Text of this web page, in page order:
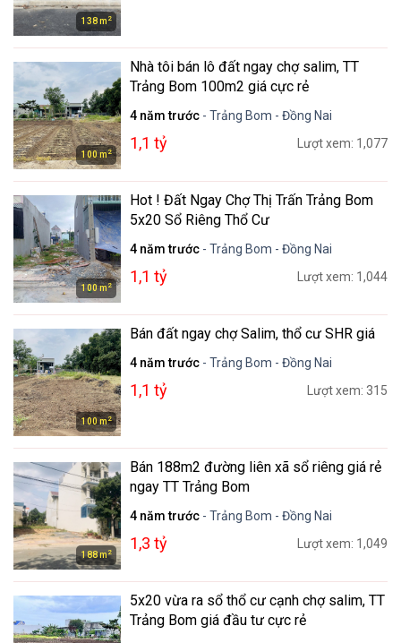
138 m 2
100 m2
Nhà tôi bán lô đất ngay chợ salim, TT
Trảng Bom 100m2 giá cực rẻ
4 năm trước - Trảng Bom - Đồng Nai
1,1 tỷ Lượt xem: 1,077
100 m2
Hot ! Đất Ngay Chợ Thị Trấn Trảng Bom
5x20 Sổ Riêng Thổ Cư
4 năm trước - Trảng Bom - Đồng Nai
1,1 tỷ Lượt xem: 1,044
100 m2
Bán đất ngay chợ Salim, thổ cư SHR giá
4 năm trước - Trảng Bom - Đồng Nai
1,1 tỷ Lượt xem: 315
188 m2
Bán 188m2 đường liên xã sổ riêng giá rẻ
ngay TT Trảng Bom
4 năm trước - Trảng Bom - Đồng Nai
1,3 tỷ Lượt xem: 1,049
5x20 vừa ra sổ thổ cư cạnh chợ salim, TT
Trảng Bom giá đầu tư cực rẻ